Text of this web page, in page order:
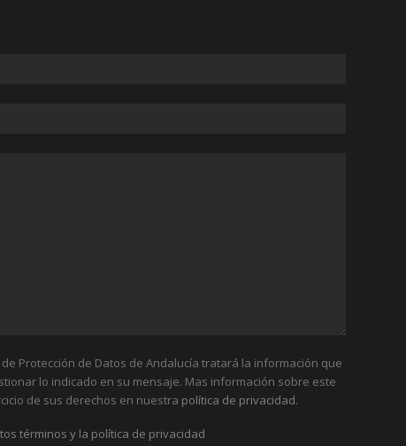
Protección de Datos de Andalucía tratará la información que
lo indicado en su mensaje. Mas información sobre este
de sus derechos en nuestra política de privacidad.
términos y la política de privacidad